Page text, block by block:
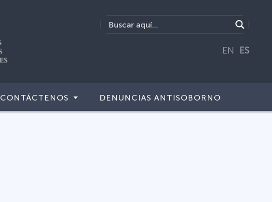
EN ES
CONTÁCTENOS DENUNCIAS ANTISOBORNO